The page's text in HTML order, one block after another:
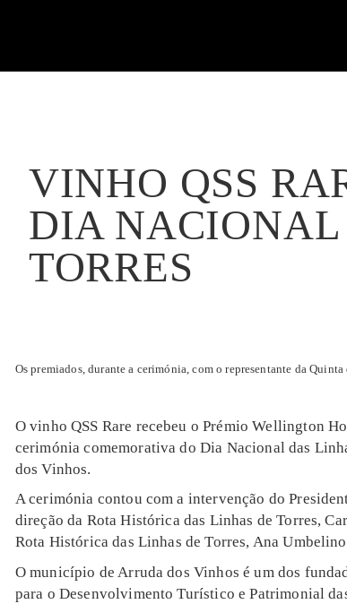
VINHO QSS
DIA
TORRES
Os premiados, durante a cerimónia, com o representante da
O vinho QSS Rare recebeu o Prémio Wellington
cerimónia comemorativa do Dia Nacional das
dos Vinhos.
A cerimónia contou com a intervenção do
direção da Rota Histórica das Linhas de Torres,
Rota Histórica das Linhas de Torres, Ana
O município de Arruda dos Vinhos é um dos
para o Desenvolvimento Turístico e Patrimonial